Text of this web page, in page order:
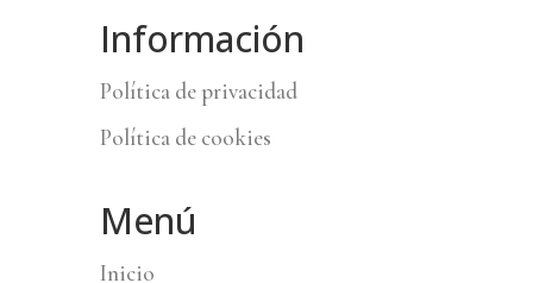
Información
Política de privacidad
Política de cookies
Menú
Inicio